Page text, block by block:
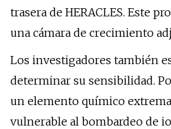
trasera de HERACLES. Este
una cámara de crecimiento
Los investigadores también
determinar su sensibilidad.
un elemento químico
vulnerable al bombardeo de